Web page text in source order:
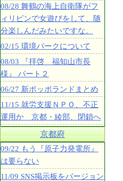
08/28 舞鶴の海上自衛隊がフ
ィリピンで女遊びをして、随
分楽しんだみたいですな。
02/15 環境パークについて
08/03 『拝啓 福知山市長
様』 パート２
06/27 新ポッポランドまとめ
11/15 就労支援ＮＰＯ、不正
運用か 京都・綾部、閉鎖へ
京都府
09/22 もう『原子力発電所』
は要らない
11/09 SNS掲示板をバージョン